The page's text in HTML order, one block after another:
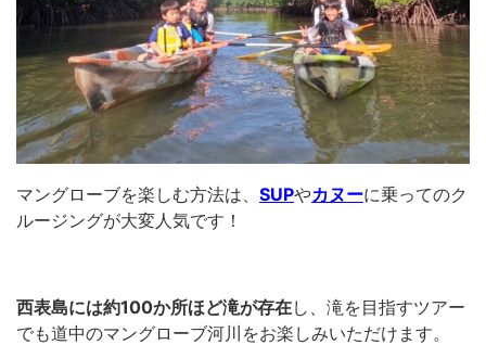
マングローブを楽しむ方法は、 SUPやカヌーに乗ってのク
ルージングが大変人気です！
西表島には約100か所ほど滝が存在し、滝を目指すツアー
でも道中のマングローブ河川をお楽しみいただけます。